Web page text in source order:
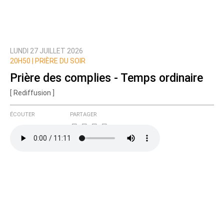
LUNDI 27 JUILLET 2026
20H50 |
PRIÈRE DU SOIR
Prière des complies - Temps ordinaire
[ Rediffusion ]
ÉCOUTER PARTAGER